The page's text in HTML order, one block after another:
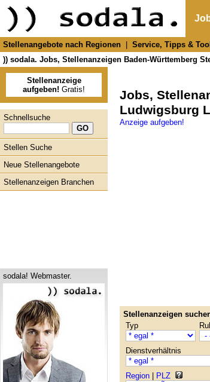
Stellenangebote nach Regionen Service, Tipps &
)) sodala. Jobs, Stellenanzeigen Baden-Württemberg
Stellenanzeige
aufgeben! Gratis!
Schnellsuche
Stellen Suche
Neue Stellenangebote
Stellenanzeigen Branchen
sodala! Webmaster.
Jobs,
Ludwigsburg
Anzeige aufgeben!
Stellenanzeigen
Typ
Dienstverhältnis
Region
PLZ